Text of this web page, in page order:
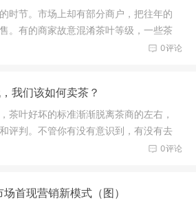
时节。市场上却有部分商户，把往年的
。有的商家故意混淆茶叶等级，一些茶
0评论
我们该如何卖茶？
茶叶好坏的标准渐渐脱离茶商的左右，
评判。不管你有没有意识到，有没有去
0评论
首现营销新模式（图）